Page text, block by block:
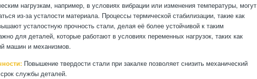
нагрузкам, например, в условиях вибрации или изменения температуры, могут
из-за усталости материала. Процессы термической стабилизации, такие как
усталостную прочность стали, делая её более устойчивой к таким
для деталей, которые работают в условиях переменных нагрузок, таких как
машин и механизмов.
Повышение твердости стали при закалке позволяет снизить механический
службы деталей.